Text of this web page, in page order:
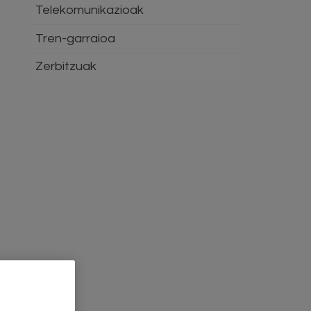
Telekomunikazioak
Tren-garraioa
Zerbitzuak